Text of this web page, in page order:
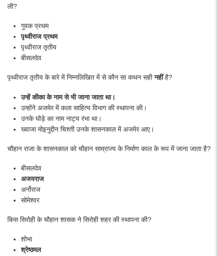
ली?
गुवक प्रथम
पृथ्वीराज प्रथम
पृथ्वीराज तृतीय
बीसलदेव
पृथ्वीराज तृतीय के बारे में निम्नलिखित में से कौन सा कथन सहीनहींहै?
उन्हें कीका के नाम से भी जाना जाता था।
उन्होंने अजमेर में कला साहित्य विभाग की स्थापना की।
उनके घोड़े का नाम नाट्य रंभा था।
ख्वाजा मोइनुद्दीन चिश्ती उनके शासनकाल में अजमेर आए।
चौहान राजा के शासनकाल को चौहान साम्राज्य के निर्माण काल के रूप में जाना जाता है?
बीसलदेव
अजयराज
अर्नोराज
सोमेश्वर
किस सिरोही के चौहान शासक ने सिरोही शहर की स्थापना की?
शोभा
श्रेष्ठमल